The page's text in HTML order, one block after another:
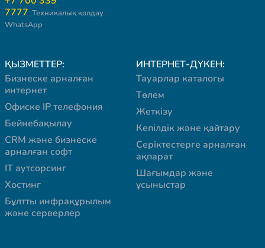
7777 Техникалық қолдау
WhatsApp
ҚЫЗМЕТТЕР:
Бизнеске арналған
интернет
Офиске IP телефония
Бейнебақылау
CRM және бизнеске
арналған софт
IT аутсорсинг
Хостинг
Бұлтты инфрақұрылым
және серверлер
ИНТЕРНЕТ-ДҮКЕН:
Тауарлар каталогы
Төлем
Жеткізу
Кепілдік және қайтару
Серіктестерге арналған
ақпарат
Шағымдар және
ұсыныстар